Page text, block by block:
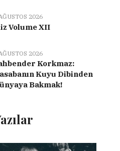
2026
Volume XII
2026
Korkmaz:
Kuyu Dibinden
Bakmak!